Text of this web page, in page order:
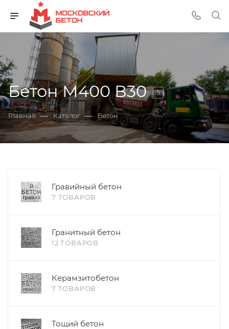
Бетон М400 В30 5
Главная — Каталог — Бетон
Гравийный бетон
7 ТОВАРОВ
Гранитный бетон
12 ТОВАРОВ
Керамзитобетон
7 ТОВАРОВ
Тощий бетон